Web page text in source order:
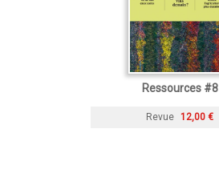
Ressources #8
Revue 12,00 €